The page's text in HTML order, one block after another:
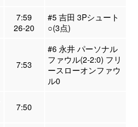
7:59
26-20
#5 吉田 3Pシュート
○(3点)
7:53
#6 永井 パーソナル
ファウル(2-2:0) フリ
ースローオンファウ
ル0
7:50